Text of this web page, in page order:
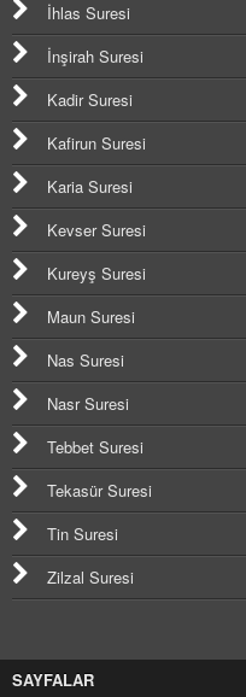
İhlas Suresi
İnşirah Suresi
Kadir Suresi
Kafirun Suresi
Karia Suresi
Kevser Suresi
Kureyş Suresi
Maun Suresi
Nas Suresi
Nasr Suresi
Tebbet Suresi
Tekasür Suresi
Tin Suresi
Zilzal Suresi
SAYFALAR